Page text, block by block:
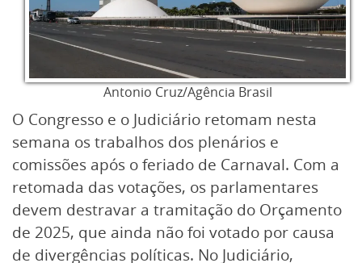
Antonio Cruz/Agência Brasil
O Congresso e o Judiciário retomam nesta
semana os trabalhos dos plenários e
comissões após o feriado de Carnaval. Com a
retomada das votações, os parlamentares
devem destravar a tramitação do Orçamento
de 2025, que ainda não foi votado por causa
de divergências políticas. No Judiciário,